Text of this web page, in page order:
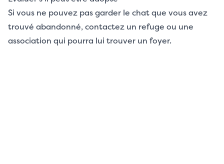
Si vous ne pouvez pas garder le chat que vous avez
trouvé abandonné, contactez un refuge ou une
association qui pourra lui trouver un foyer.